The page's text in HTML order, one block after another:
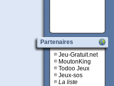
Partenaires
Jeu-Gratuit.net
MoutonKing
Todoo Jeux
Jeux-sos
La liste